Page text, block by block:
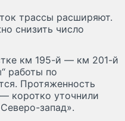
трассы расширяют.
снизить число
км 195-й — км 201-й
работы по
Протяженность
коротко уточнили
запад».